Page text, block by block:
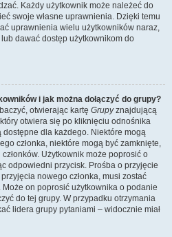
Każdy użytkownik może należeć do
swoje własne uprawnienia. Dzięki temu
uprawnienia wielu użytkowników naraz,
dawać dostęp użytkownikom do
i jak można dołączyć do grupy?
otwierając kartę Grupyznajdującą
otwiera się po kliknięciu odnośnika
dostępne dla każdego. Niektóre mogą
członka, niektóre mogą być zamknięte,
Użytkownik może poprosić o
odpowiedni przycisk. Prośba o przyjęcie
nowego członka, musi zostać
on poprosić użytkownika o podanie
do tej grupy. W przypadku otrzymania
lidera grupy pytaniami – widocznie miał